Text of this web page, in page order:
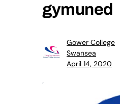
gymuned
Gower College
Swansea
April 14, 2020